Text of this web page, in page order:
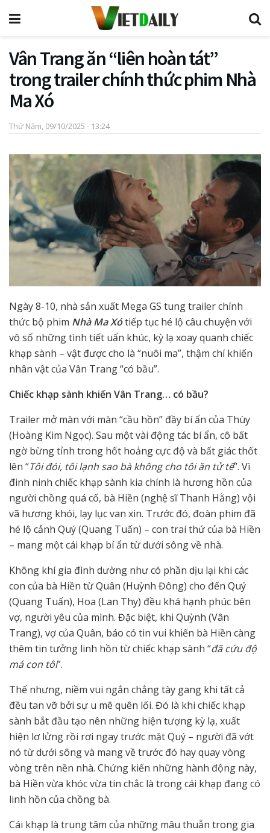
Vân Trang ăn “liên hoàn tát”
trong trailer chính thức phim Nhà
Ma Xó
Thứ Năm, 09/10/2025 - 13:24
Ngày 8-10, nhà sản xuất Mega GS tung trailer chính
thức bộ phim Nhà Ma Xótiếp tục hé lộ câu chuyện với
vô số những tình tiết uẩn khúc, kỳ lạ xoay quanh chiếc
khạp sành – vật được cho là “nuôi ma”, thậm chí khiến
nhân vật của Vân Trang “có bầu”.
Chiếc khạp sành khiến Vân Trang… có bầu?
Trailer mở màn với màn “cầu hồn” đầy bí ẩn của Thùy
(Hoàng Kim Ngọc). Sau một vài động tác bí ẩn, cô bất
ngờ bừng tỉnh trong hốt hoảng cực độ và bất giác thốt
lên “Tôi đói, tôi lạnh sao bà không cho tôi ăn tử tế”. Vì
đinh ninh chiếc khạp sành kia chính là hương hồn của
người chồng quá cố, bà Hiền (nghệ sĩ Thanh Hằng) vội
vã hương khói, lạy lục van xin. Trước đó, đoàn phim đã
hé lộ cảnh Quý (Quang Tuấn) – con trai thứ của bà Hiền
– mang một cái khạp bí ẩn từ dưới sông về nhà.
Không khí gia đình dường như có phần dịu lại khi các
con của bà Hiền từ Quân (Huỳnh Đông) cho đến Quý
(Quang Tuấn), Hoa (Lan Thy) đều khá hạnh phúc bên
vợ, người yêu của mình. Đặc biệt, khi Quỳnh (Vân
Trang), vợ của Quân, báo có tin vui khiến bà Hiền càng
thêm tin tưởng linh hồn từ chiếc khạp sành “đã cứu độ
má con tôi”.
Thế nhưng, niềm vui ngắn chẳng tày gang khi tất cả
đều tan vỡ bởi sự u mê quên lối. Đó là khi chiếc khạp
sành bắt đầu tạo nên những hiện tượng kỳ lạ, xuất
hiện lơ lửng rồi rơi ngay trước mặt Quý – người đã vớt
nó từ dưới sông và mang về trước đó hay quay vòng
vòng trên nền nhà. Chứng kiến những hành động này,
bà Hiền vừa khóc vừa tin chắc là trong cái khạp đang có
linh hồn của chồng bà.
Cái khạp là trung tâm của những mâu thuẫn trong gia